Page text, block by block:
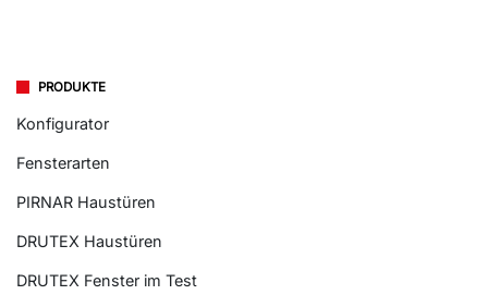
PRODUKTE
Konfigurator
Fensterarten
PIRNAR Haustüren
DRUTEX Haustüren
DRUTEX Fenster im Test